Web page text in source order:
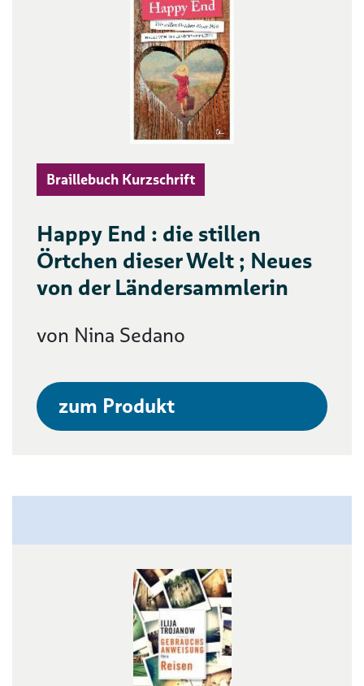
Braillebuch Kurzschrift
Happy End : die stillen
Örtchen dieser Welt ; Neues
von der Ländersammlerin
von Nina Sedano
zum Produkt